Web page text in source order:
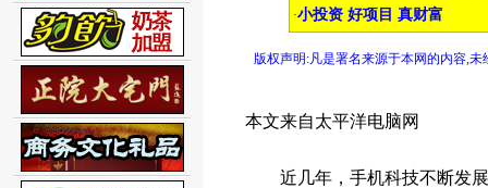
版权声明:凡是署名来源于本网的内容,未
本文来自太平洋电脑网
近几年，手机科技不断发展